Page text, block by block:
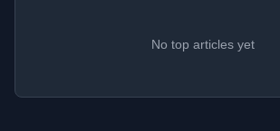
No top articles yet